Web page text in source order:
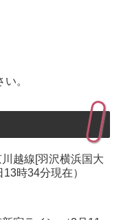
。
川越線[羽沢横浜国大
時34分現在）